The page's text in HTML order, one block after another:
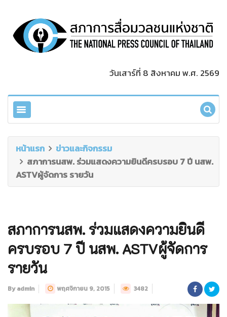
วันเสาร์ที่ 8 สิงหาคม พ.ศ. 2569
หน้าแรก
ข่าวและกิจกรรม
สภาการนสพ. ร่วมแสดงความยินดีครบรอบ 7 ปี นสพ.
ASTVผู้จัดการ รายวัน
สภาการนสพ. ร่วมแสดงความยินดี
ครบรอบ 7 ปี นสพ. ASTVผู้จัดการ
รายวัน
By admin พฤศจิกายน 9, 2015 3482